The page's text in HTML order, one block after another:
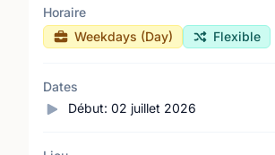
Horaire
Weekdays (Day)
Flexible
Dates
Début: 02 juillet 2026